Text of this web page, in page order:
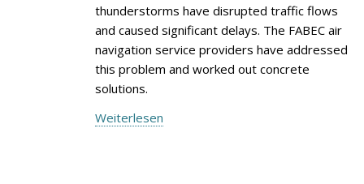
thunderstorms have disrupted traffic flows
and caused significant delays. The FABEC air
navigation service providers have addressed
this problem and worked out concrete
solutions.
Weiterlesen